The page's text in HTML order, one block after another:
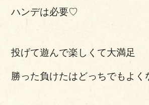
ハンデは必要♡
投げて遊んで楽しくて大満足
勝った負けたはどっちでもよく